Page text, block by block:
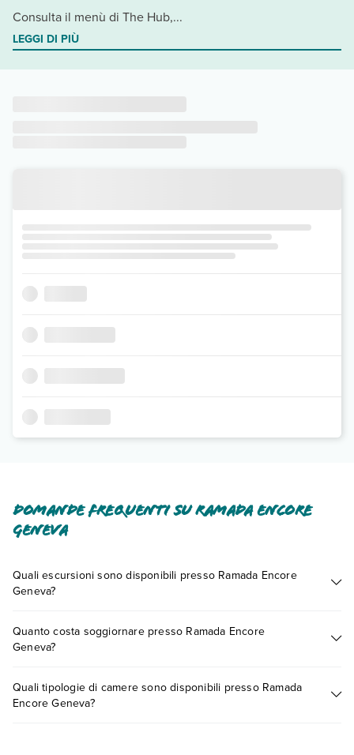
Consulta il menù di The Hub,...
LEGGI DI PIÙ
Domande frequenti su Ramada Encore
Geneva
Quali escursioni sono disponibili presso Ramada Encore
Geneva?
presso Ramada Encore Geneva. Scoprile tutte nella
dedicata
Quanto costa soggiornare presso Ramada Encore
Geneva?
vari fattori (per es. date, condizioni dell'hotel, ecc). Per
consultare i prezzi, compila il motore di ricerca e scegli
Quali tipologie di camere sono disponibili presso Ramada
Encore Geneva?